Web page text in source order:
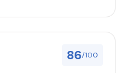
86/100